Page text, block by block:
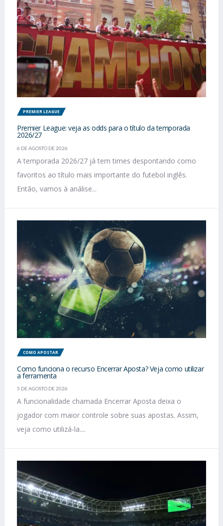
PREMIER LEAGUE
Premier League: veja as odds para o título da temporada
2026/27
6 DE AGOSTO DE 2026
A temporada 2026/27 já tem times despontando como
favoritos ao título mais importante do futebol inglês.
Então, vamos à análise...
COMO APOSTAR
Como funciona o recurso Encerrar Aposta? Veja como utilizar
a ferramenta
5 DE AGOSTO DE 2026
A funcionalidade chamada Encerrar Aposta deixa o
jogador com maior controle sobre suas apostas. Assim,
veja como utilizá-la....